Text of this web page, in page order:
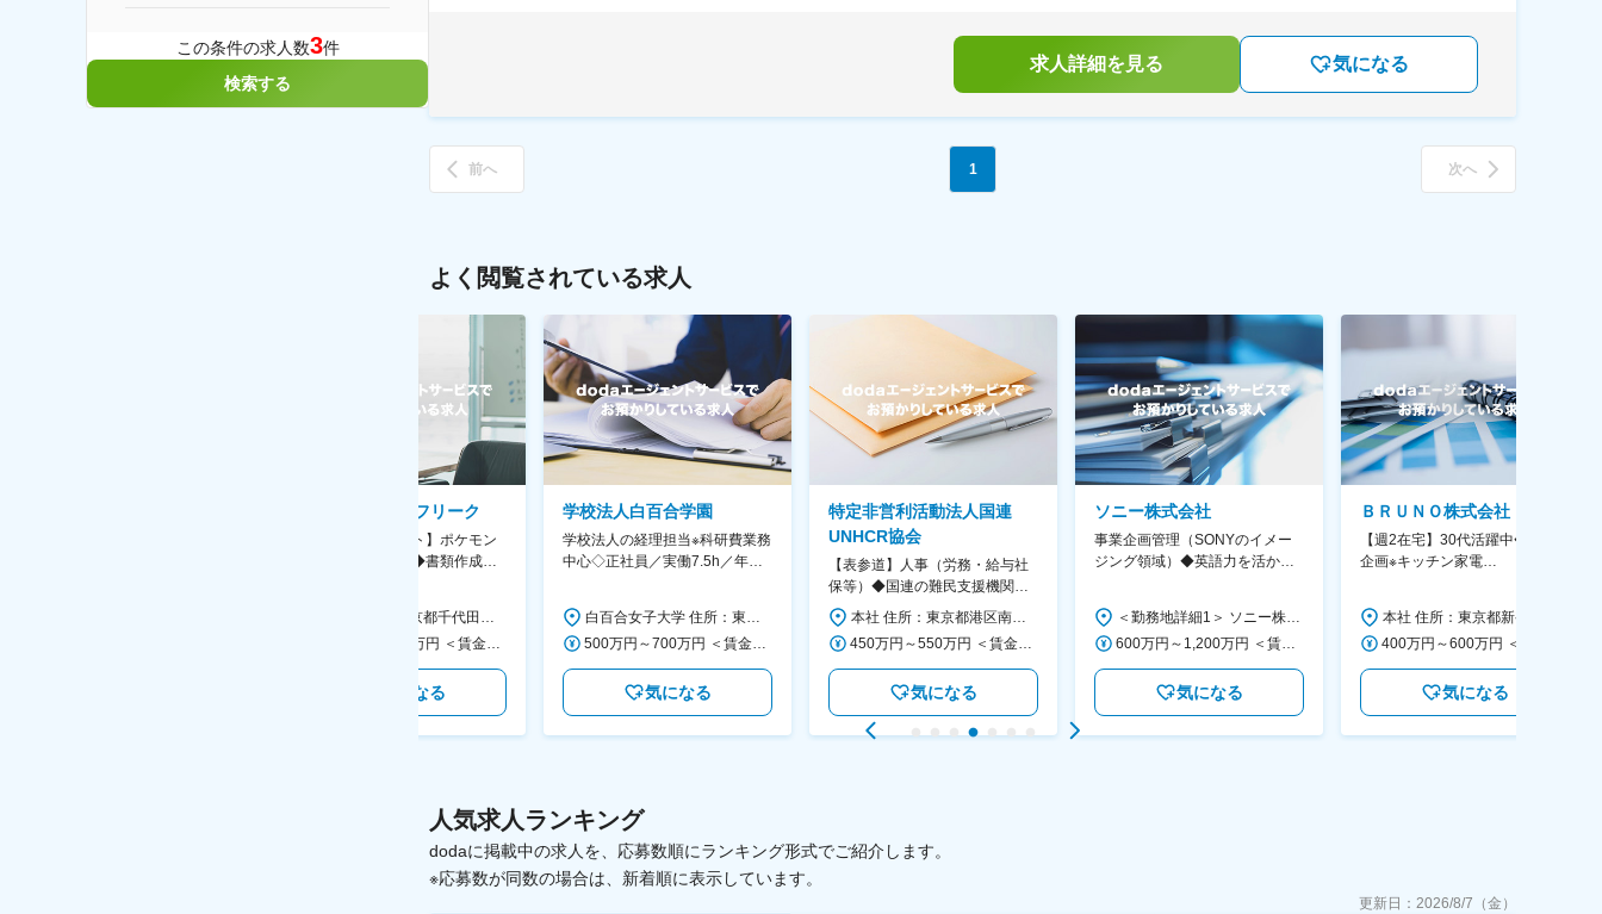
この条件の求人数3件
検索する
求人詳細を見る 気になる
前へ 1 次へ
よく閲覧されている求人
株式会社ゲームフリーク
【庶務アシスタント】ポケモン
シリーズ開発企業◆書類作成・
本社 住所：東京都千代田区神田錦町2-2-1 KANDASQUARE 受動喫煙対策：屋内全面禁煙 変更の範囲：会社の定める事業所
350万円～500万円 ＜賃金形態＞ 月給制 ＜賃金内訳＞ 月額（基本給）：215,000円～307,000円 固定残業手当/月：76,700円～110,000円（固定残業時間45時間0分/月） 超過した時間外労働の残業手当は追加支給 ＜月給＞ 291,700円～417,000円（一律手当を含む） ＜昇給有無＞ 有 ＜残業手当＞ 有 ＜給与補足＞ ※経験・能力を考慮の上、年齢に関わりなく当社規定により優遇します。 賃金はあくまでも目安の金額であり、選考を通じて上下する可能性があります。 月給(月額)は固定手当を含めた表記です。
気になる
学校法人白百合学園
学校法人の経理担当※科研費業務
中心◇正社員／実働7.5h／年休
大学
白百合女子大学 住所：東京都調布市緑ヶ丘1-25 勤務地最寄駅：京王線／仙川駅 受動喫煙対策：屋内全面禁煙 変更の範囲：会社の定める事業所
500万円～700万円 ＜賃金形態＞ 月給制 ＜賃金内訳＞ 月額（基本給）：280,000円～430,000円 ＜月給＞ 280,000円～430,000円 ＜昇給有無＞ 有 ＜残業手当＞ 有 ＜給与補足＞ ※年齢・過去の経験に基づき、本学規定に合わせ決定 【残業手当】有 /残業時間に応じて全額支給（※想定年収に含む） 【各種手当】扶養手当/住宅手当/通勤手当 等 【賞与】年2回（6月、12月） 【昇給】年1回（4月） 賃金はあくまでも目安の金額であり、選考を通じて上下する可能性があります。 月給(月額)は固定手当を含めた表記です。
気になる
特定非営利活動法人国連
UNHCR協会
【表参道】人事（労務・給与社
保等）◆国連の難民支援機関の
活動を支える日本公式支援窓口
◆正職員登用前提
本社 住所：東京都港区南青山6-10-11 ウェスレーセンター3F 勤務地最寄駅：地下鉄各線／表参道駅 受動喫煙対策：屋内全面禁煙 変更の範囲：会社の定める事業所（リモートワーク含む）
450万円～550万円 ＜賃金形態＞ 月給制 ＜賃金内訳＞ 月額（基本給）：340,000円～420,000円 ＜月給＞ 340,000円～420,000円 ＜昇給有無＞ 有 ＜残業手当＞ 有 ＜給与補足＞ ※能力・経験によって決定します。 ■賞与あり（業績評価に応じて支給） 賃金はあくまでも目安の金額であり、選考を通じて上下する可能性があります。 月給(月額)は固定手当を含めた表記です。
気になる
ソニー株式会社
事業企画管理（SONYのイメー
ジング領域）◆英語力を活か
＜勤務地詳細1＞ ソニー株式会社 住所：神奈川県横浜市西区みなとみらい5-1-1 受動喫煙対策：屋内全面禁煙 ＜勤務地詳細2＞ ソニーシティ大崎 住所：東京都品川区大崎2-10-1 勤務地最寄駅：JR線／大崎駅 受動喫煙対策：屋内全面禁煙 変更の範囲：会社の定める事業所（リモートワーク含む）
600万円～1,200万円 ＜賃金形態＞ 月給制 ＜賃金内訳＞ 月額（基本給）：350,000円～500,000円 ＜月給＞ 350,000円～500,000円 ＜昇給有無＞ 有 ＜残業手当＞ 有 ＜給与補足＞ ※年収は経験や能力を考慮の上、当社規定により決定します。 賃金はあくまでも目安の金額であり、選考を通じて上下する可能性があります。 月給(月額)は固定手当を含めた表記です。
気になる
ＢＲＵＮＯ株式会社
【週2在宅】30代活躍中◆商品
企画※キッチン家電
画～調達／働き方◎
気になる
人気求人ランキング
dodaに掲載中の求人を、応募数順にランキング形式でご紹介します。
※応募数が同数の場合は、新着順に表示しています。
更新日： 2026/8/7（金）